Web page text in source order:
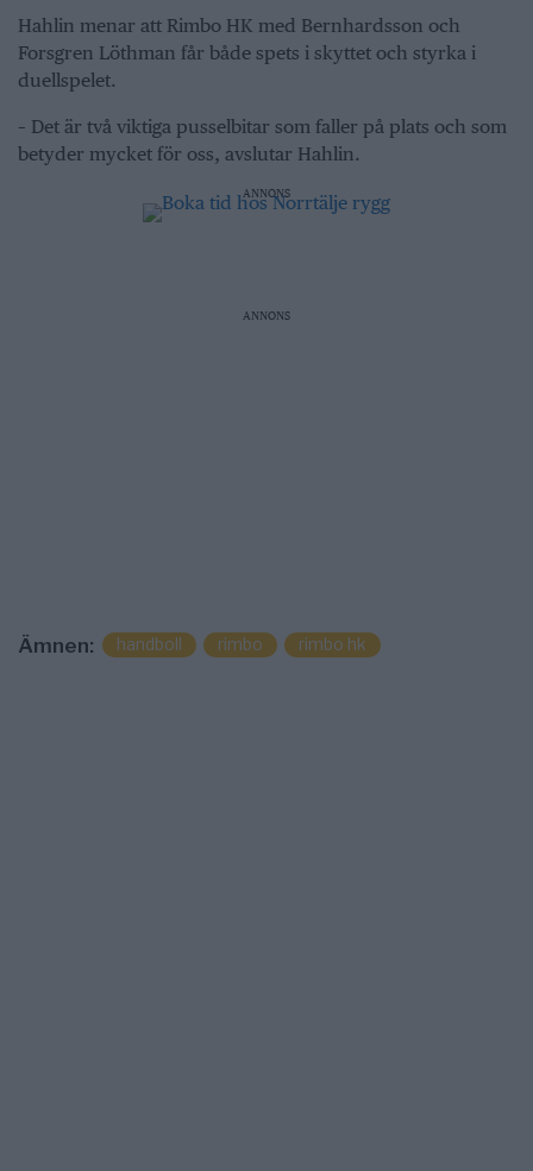
Hahlin menar att Rimbo HK med Bernhardsson och
Forsgren Löthman får både spets i skyttet och styrka i
duellspelet.
– Det är två viktiga pusselbitar som faller på plats och som
betyder mycket för oss, avslutar Hahlin.
ANNONS
ANNONS
Ämnen: handboll rimbo rimbo hk